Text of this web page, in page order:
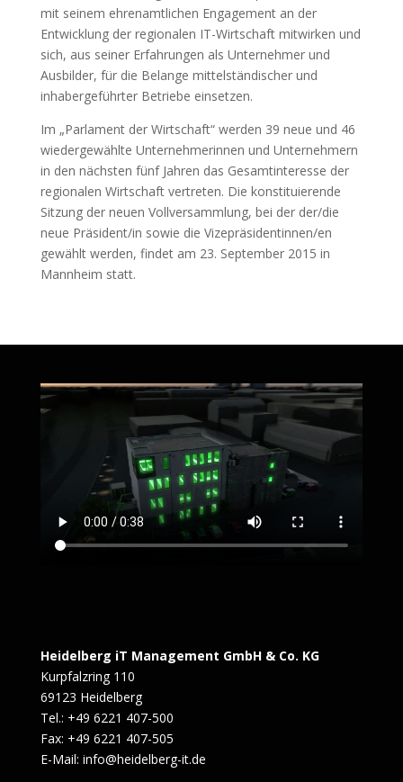
mit seinem ehrenamtlichen Engagement an der
Entwicklung der regionalen IT-Wirtschaft mitwirken und
sich, aus seiner Erfahrungen als Unternehmer und
Ausbilder, für die Belange mittelständischer und
inhabergeführter Betriebe einsetzen.
Im „Parlament der Wirtschaft“ werden 39 neue und 46
wiedergewählte Unternehmerinnen und Unternehmern
in den nächsten fünf Jahren das Gesamtinteresse der
regionalen Wirtschaft vertreten. Die konstituierende
Sitzung der neuen Vollversammlung, bei der der/die
neue Präsident/in sowie die Vizepräsidentinnen/en
gewählt werden, findet am 23. September 2015 in
Mannheim statt.
Heidelberg iT Management GmbH & Co. KG
Kurpfalzring 110
69123 Heidelberg
Tel.: +49 6221 407-500
Fax: +49 6221 407-505
E-Mail: info@heidelberg-it.de